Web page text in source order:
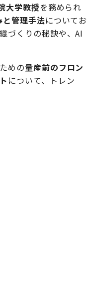
大学教授を務められ
管理手法についてお
づくりの秘訣や、AI
めの量産前のフロン
について、トレン